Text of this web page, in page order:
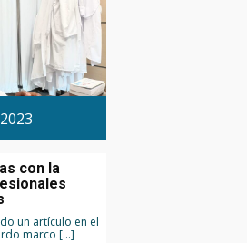
con la
un artículo en el
marco […]